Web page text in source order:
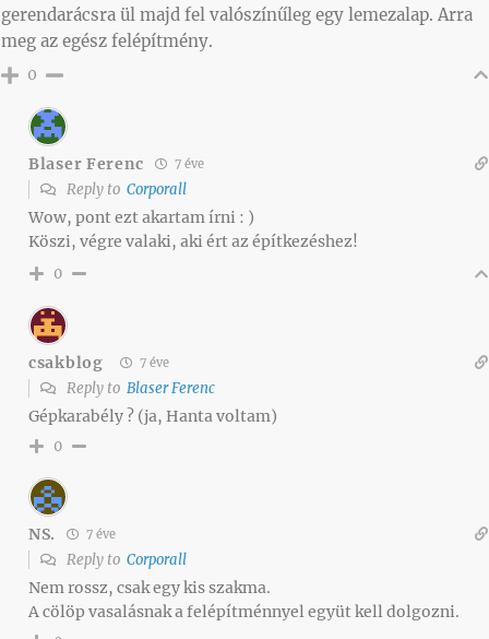
gerendarácsra ül majd fel valószínűleg egy lemezalap. Arra
meg az egész felépítmény.
0
Blaser Ferenc 7 éve
Reply to Corporall
Wow, pont ezt akartam írni : )
Köszi, végre valaki, aki ért az építkezéshez!
0
csakblog 7 éve
Reply to Blaser Ferenc
Gépkarabély ? (ja, Hanta voltam)
0
NS. 7 éve
Reply to Corporall
Nem rossz, csak egy kis szakma.
A cölöp vasalásnak a felépítménnyel együt kell dolgozni.